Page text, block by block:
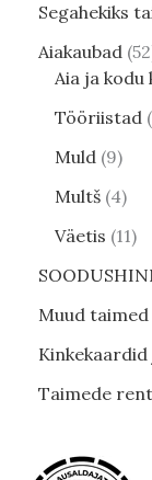
Segahekiks
Aiakaubad 52
Aia ja kodu
Tööriistad
Muld 9
Multš 4
Väetis 11
Muud taimed
Taimede rent